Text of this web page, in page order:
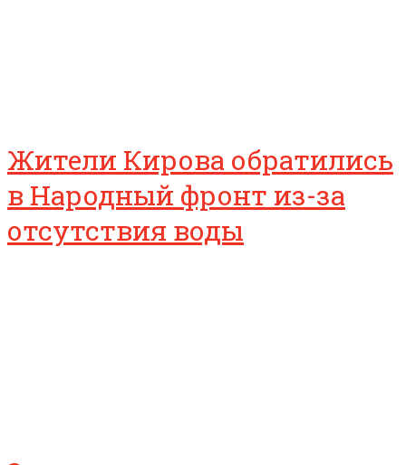
Жители Кирова обратились
в Народный фронт из-за
отсутствия воды